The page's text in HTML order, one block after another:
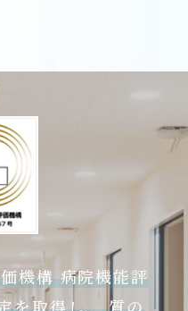
機構 病院機能評